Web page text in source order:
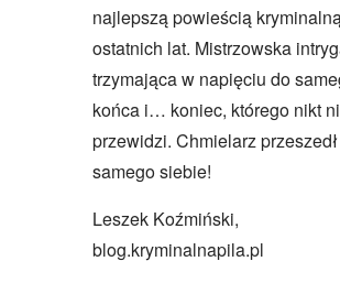
najlepszą powieścią
ostatnich lat. Mistrzowska
trzymająca w napięciu do
końca i… koniec, którego nikt
przewidzi. Chmielarz przeszedł
samego siebie!
Leszek Koźmiński,
blog.kryminalnapila.pl